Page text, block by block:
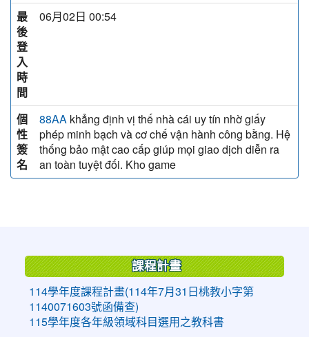
最
後
登
入
時
間
06月02日 00:54
個
性
簽
名
88AA khẳng định vị thế nhà cái uy tín nhờ giấy
phép minh bạch và cơ chế vận hành công bằng. Hệ
thống bảo mật cao cấp giúp mọi giao dịch diễn ra
an toàn tuyệt đối. Kho game
課程計畫
114學年度課程計畫(114年7月31日桃教小字第
1140071603號函備查)
115學年度各年級領域科目選用之教科書